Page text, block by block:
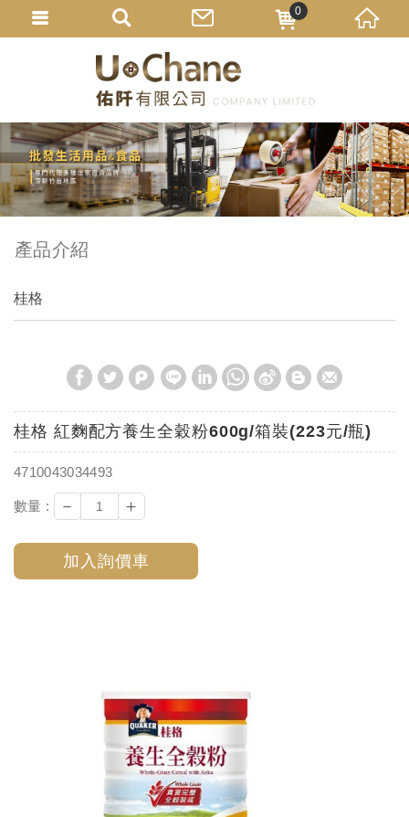
產品介紹
桂格
桂格 紅麴配方養生全穀粉600g/箱裝(223元/瓶)
4710043034493
數量 : － ＋
加入詢價車
0